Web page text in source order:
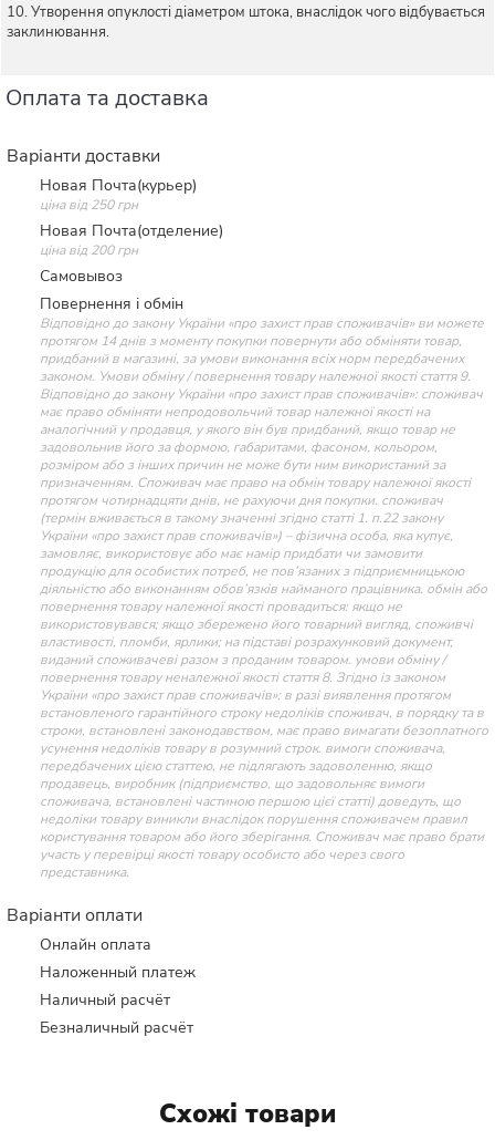
10. Утворення опуклості діаметром штока, внаслідок чого відбувається
заклинювання.
Оплата та доставка
Варіанти доставки
Новая Почта(курьер)
ціна від 250 грн
Новая Почта(отделение)
ціна від 200 грн
Самовывоз
Повернення і обмін
Відповідно до закону України «про захист прав споживачів» ви можете
протягом 14 днів з моменту покупки повернути або обміняти товар,
придбаний в магазині, за умови виконання всіх норм передбачених
законом. Умови обміну / повернення товару належної якості стаття 9.
Відповідно до закону України «про захист прав споживачів»: споживач
має право обміняти непродовольчий товар належної якості на
аналогічний у продавця, у якого він був придбаний, якщо товар не
задовольнив його за формою, габаритами, фасоном, кольором,
розміром або з інших причин не може бути ним використаний за
призначенням. Споживач має право на обмін товару належної якості
протягом чотирнадцяти днів, не рахуючи дня покупки. споживач
(термін вживається в такому значенні згідно статті 1. п.22 закону
України «про захист прав споживачів») – фізична особа, яка купує,
замовляє, використовує або має намір придбати чи замовити
продукцію для особистих потреб, не пов’язаних з підприємницькою
діяльністю або виконанням обов’язків найманого працівника. обмін або
повернення товару належної якості провадиться: якщо не
використовувався; якщо збережено його товарний вигляд, споживчі
властивості, пломби, ярлики; на підставі розрахунковий документ,
виданий споживачеві разом з проданим товаром. умови обміну /
повернення товару неналежної якості стаття 8. Згідно із законом
України «про захист прав споживачів»: в разі виявлення протягом
встановленого гарантійного строку недоліків споживач, в порядку та в
строки, встановлені законодавством, має право вимагати безоплатного
усунення недоліків товару в розумний строк. вимоги споживача,
передбачених цією статтею, не підлягають задоволенню, якщо
продавець, виробник (підприємство, що задовольняє вимоги
споживача, встановлені частиною першою цієї статті) доведуть, що
недоліки товару виникли внаслідок порушення споживачем правил
користування товаром або його зберігання. Споживач має право брати
участь у перевірці якості товару особисто або через свого
представника.
Варіанти оплати
Онлайн оплата
Наложенный платеж
Наличный расчёт
Безналичный расчёт
Схожі товари